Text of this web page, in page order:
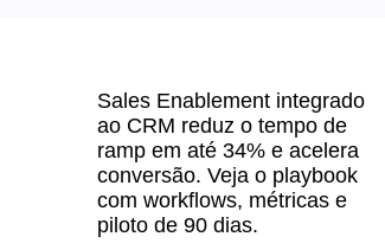
Sales Enablement integrado
ao CRM reduz o tempo de
ramp em até 34% e acelera
conversão. Veja o playbook
com workflows, métricas e
piloto de 90 dias.